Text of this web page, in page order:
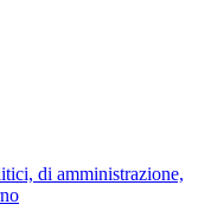
di amministrazione,